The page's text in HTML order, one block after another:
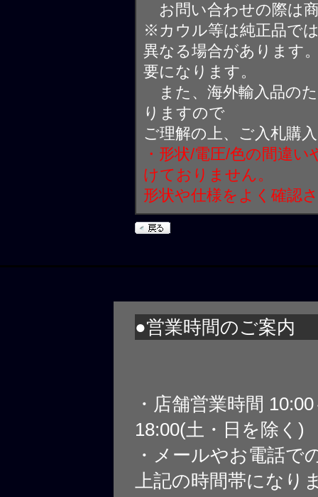
お問い合わせの際は
※カウル等は純正品で
異なる場合があります
要になります。
また、海外輸入品の
りますので
ご理解の上、ご入札購
・形状/電圧/色の間違
けておりません。
形状や仕様をよく確認
●営業時間のご案内
・店舗営業時間
18:00(土・日を除く)
・メールやお電話で
上記の時間帯になり